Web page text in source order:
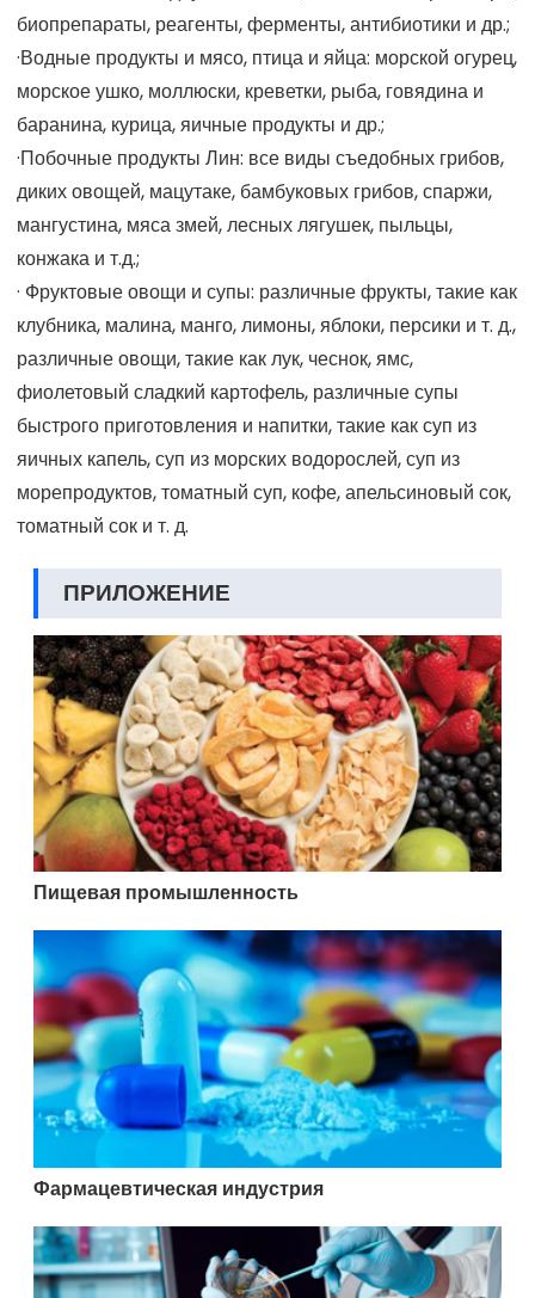
биопрепараты, реагенты, ферменты, антибиотики и др.;
·Водные продукты и мясо, птица и яйца: морской огурец,
морское ушко, моллюски, креветки, рыба, говядина и
баранина, курица, яичные продукты и др.;
·Побочные продукты Лин: все виды съедобных грибов,
диких овощей, мацутаке, бамбуковых грибов, спаржи,
мангустина, мяса змей, лесных лягушек, пыльцы,
конжака и т.д.;
· Фруктовые овощи и супы: различные фрукты, такие как
клубника, малина, манго, лимоны, яблоки, персики и т. д.,
различные овощи, такие как лук, чеснок, ямс,
фиолетовый сладкий картофель, различные супы
быстрого приготовления и напитки, такие как суп из
яичных капель, суп из морских водорослей, суп из
морепродуктов, томатный суп, кофе, апельсиновый сок,
томатный сок и т. д.
ПРИЛОЖЕНИЕ
Пищевая промышленность
Фармацевтическая индустрия